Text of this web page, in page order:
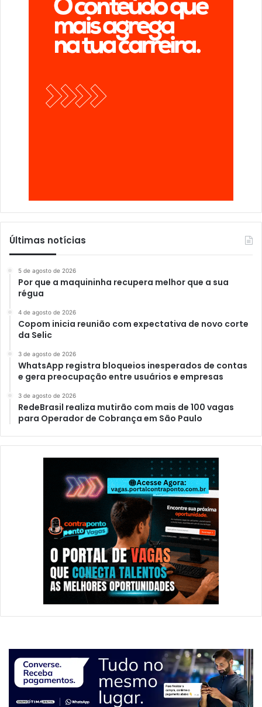
Últimas notícias
5 de agosto de 2026
Por que a maquininha recupera melhor que a sua
régua
4 de agosto de 2026
Copom inicia reunião com expectativa de novo corte
da Selic
3 de agosto de 2026
WhatsApp registra bloqueios inesperados de contas
e gera preocupação entre usuários e empresas
3 de agosto de 2026
RedeBrasil realiza mutirão com mais de 100 vagas
para Operador de Cobrança em São Paulo